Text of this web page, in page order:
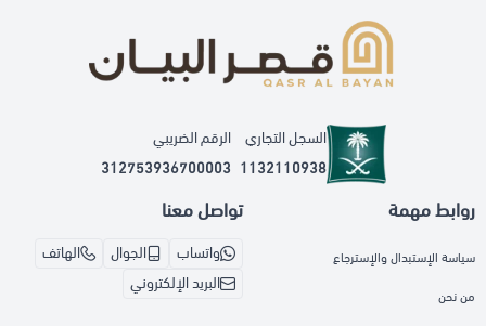
السجل التجاري
1132110938
الرقم الضريبي
312753936700003
روابط مهمة
سياسة الإستبدال والإسترجاع
من نحن
تواصل معنا
واتساب الجوال
الهاتف
البريد الإلكتروني